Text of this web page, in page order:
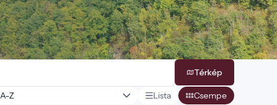
Térkép
Lista Csempe